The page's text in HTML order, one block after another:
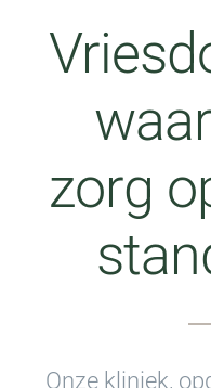
zorg
Onze kliniek,